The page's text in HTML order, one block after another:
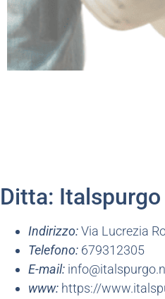
Ditta:
Indirizzo:Via Lucrezia
Telefono: 679312305
E-mail:
www: https://